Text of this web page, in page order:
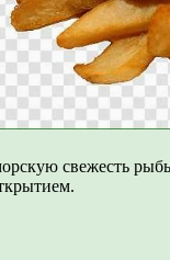
свежесть